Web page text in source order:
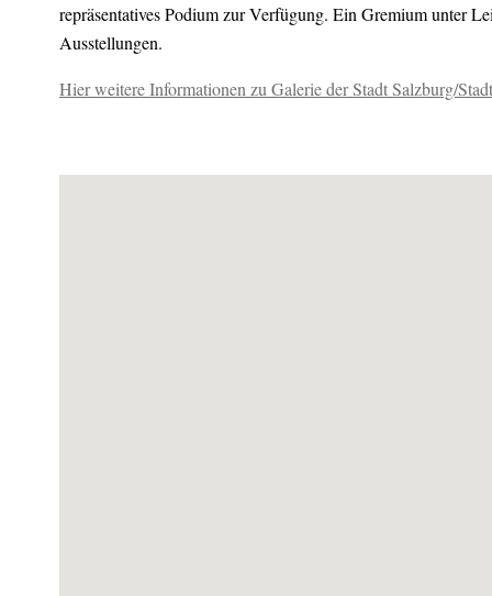
repräsentatives Podium zur Verfügung. Ein Gremium unter
Ausstellungen.
Hier weitere Informationen zu Galerie der Stadt Salzburg/